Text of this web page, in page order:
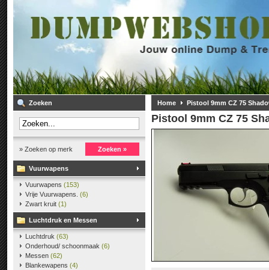
Zoeken
» Zoeken op merk Zoeken »
Vuurwapens
Vuurwapens (153)
Vrije Vuurwapens. (6)
Zwart kruit (1)
Luchtdruk en Messen
Luchtdruk (63)
Onderhoud/ schoonmaak (6)
Messen (62)
Blankewapens (4)
Home Pistool 9mm CZ 75
Pistool 9mm CZ 75